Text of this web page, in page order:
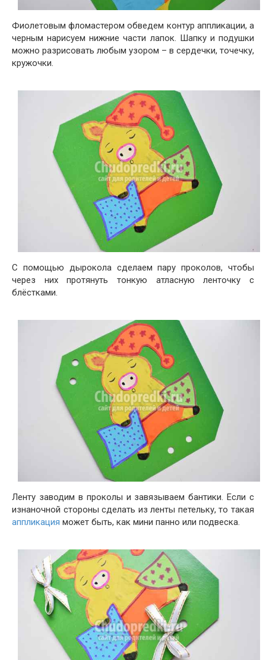
Фиолетовым фломастером обведем контур аппликации, а
черным нарисуем нижние части лапок. Шапку и подушки
можно разрисовать любым узором – в сердечки, точечку,
кружочки.
С помощью дырокола сделаем пару проколов, чтобы
через них протянуть тонкую атласную ленточку с
блёстками.
Ленту заводим в проколы и завязываем бантики. Если с
изнаночной стороны сделать из ленты петельку, то такая
аппликация может быть, как мини панно или подвеска.